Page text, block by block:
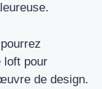
loft pour
de design.